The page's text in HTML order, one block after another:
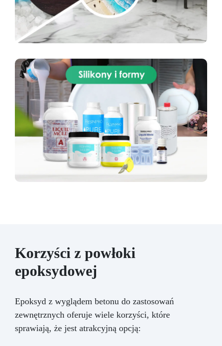
uszkodzone elementy, pęknięcia i otwory
Szybkie utwardzanie – obróbka po 10 min,
pełne po 60 min
Obrabialna mechanicznie –
Odporna na temperatury od –50 °C do +150
°C oraz na chemikalia, oleje i paliwa
Łatwa w
użyciu – wystarczy odciąć, wymieszać i nałożyć
Dlaczego warto wybrać SteelStick
Naprawy
strukturalne – przywraca wytrzymałość
mechaniczną elementów metalowych
Bezpieczna dla wody pitnej – idealna do rur,
zbiorników i instalacji hydraulicznych
Szybka
i czysta aplikacja – bez potrzeby użycia
narzędzi
Wszechstronność – zastosowanie
domowe, przemysłowe, morskie i
motoryzacyjne
Trwałość – nie kurczy się i nie
pęka po utwardzeniu Zastosowanie praktyczne
łodzi, samochodów, maszyn i systemów
przemysłowych Sposób użycia Odciąć
potrzebną ilość pałeczki. Ugniatać do uzyskania
jednolitego koloru (ok. 1 min). Nałożyć na czystą
uformować, aż całkowicie pokryje uszkodzenie.
Pozostawić do utwardzenia na co najmniej 60
min. Wskazówki eksperta Oczyść powierzchnię,
by zwiększyć przyczepność. Może zastąpić
Korzyści z powłoki
epoksydowej
Epoksyd z wyglądem betonu do zastosowań
zewnętrznych oferuje wiele korzyści, które
sprawiają, że jest atrakcyjną opcją: